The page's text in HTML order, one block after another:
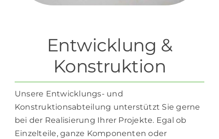
Entwicklung &
Konstruktion
Unsere Entwicklungs- und
Konstruktionsabteilung unterstützt Sie gerne
bei der Realisierung Ihrer Projekte. Egal ob
Einzelteile, ganze Komponenten oder